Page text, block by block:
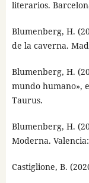
literarios.
Blumenberg, H.
de la caverna.
Blumenberg, H.
mundo humano»,
Taurus.
Blumenberg, H.
Moderna.
Castiglione, B.